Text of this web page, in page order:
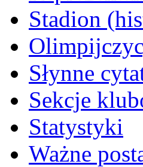
Stadion
Słynne
Sekcje
Statystyki
Ważne